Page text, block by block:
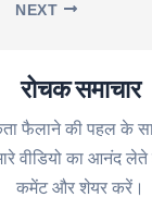
NEXT
रोचक समाचार
फैलाने की पहल के
वीडियो का आनंद
कमेंट और शेयर करें।